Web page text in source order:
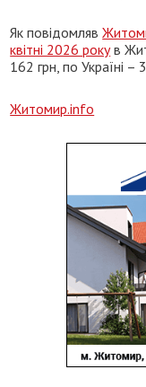
Як повідомляв
квітні 2026 рокув
162 грн, по Україні –
Житомир.info